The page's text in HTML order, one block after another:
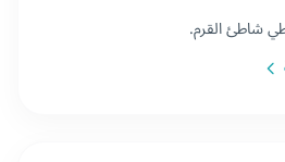
شاطئ القرم.